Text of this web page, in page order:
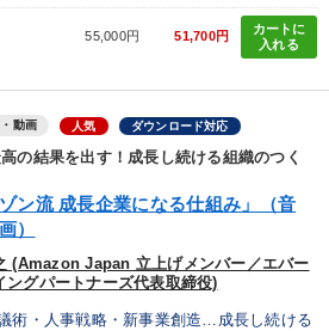
55,000円 51,700円
カートに
入れる
動画 人気 ダウンロード対応
の結果を出す！成長し続ける組織のつく
ゾン流 成長企業になる仕組み」（音
）
(Amazon Japan 立上げメンバー／エバー
ングパートナーズ代表取締役)
術・人事戦略・新事業創造…成長し続ける